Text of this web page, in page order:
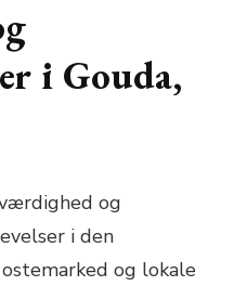
i Gouda,